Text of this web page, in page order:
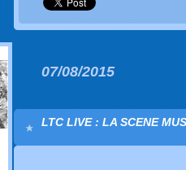
07/08/2015
LTC LIVE : LA SCENE